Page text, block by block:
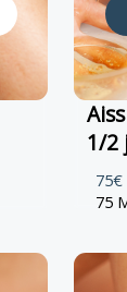
1/2
75€
75